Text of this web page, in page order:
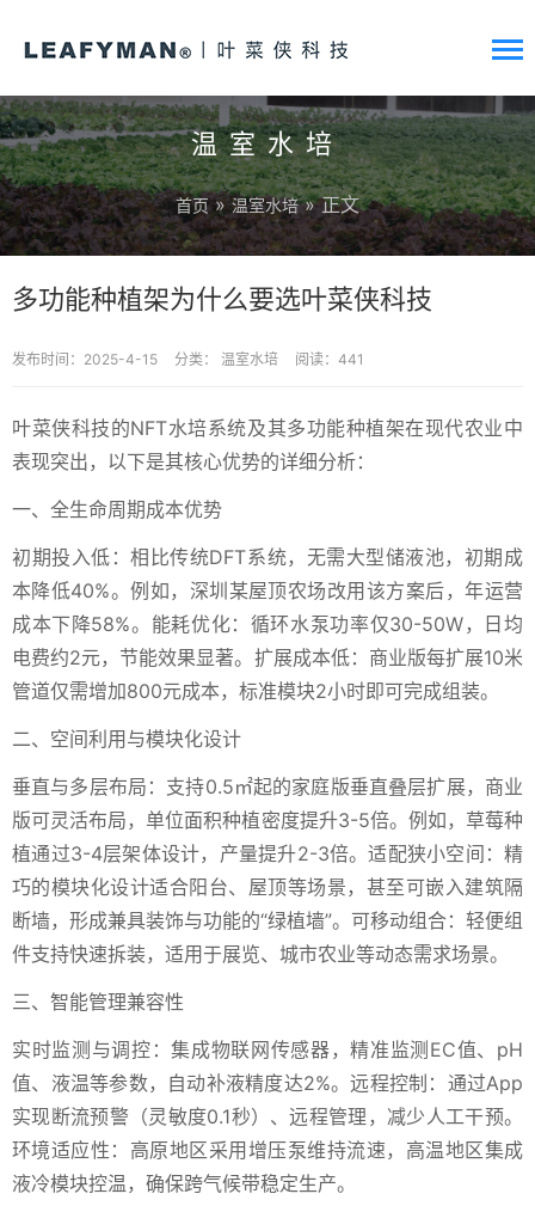
温室水培
首页 »温室水培» 正文
多功能种植架为什么要选叶菜侠科技
发布时间：2025-4-15 分类： 温室水培 阅读：441
叶菜侠科技的NFT水培系统及其多功能种植架在现代农业中
表现突出，以下是其核心优势的详细分析：
一、全生命周期成本优势
初期投入低：相比传统DFT系统，无需大型储液池，初期成
本降低40%。例如，深圳某屋顶农场改用该方案后，年运营
成本下降58%。能耗优化：循环水泵功率仅30-50W，日均
电费约2元，节能效果显著。扩展成本低：商业版每扩展10米
管道仅需增加800元成本，标准模块2小时即可完成组装。
二、空间利用与模块化设计
垂直与多层布局：支持0.5㎡起的家庭版垂直叠层扩展，商业
版可灵活布局，单位面积种植密度提升3-5倍。例如，草莓种
植通过3-4层架体设计，产量提升2-3倍。适配狭小空间：精
巧的模块化设计适合阳台、屋顶等场景，甚至可嵌入建筑隔
断墙，形成兼具装饰与功能的“绿植墙”。可移动组合：轻便组
件支持快速拆装，适用于展览、城市农业等动态需求场景。
三、智能管理兼容性
实时监测与调控：集成物联网传感器，精准监测EC值、pH
值、液温等参数，自动补液精度达2%。远程控制：通过App
实现断流预警（灵敏度0.1秒）、远程管理，减少人工干预。
环境适应性：高原地区采用增压泵维持流速，高温地区集成
液冷模块控温，确保跨气候带稳定生产。